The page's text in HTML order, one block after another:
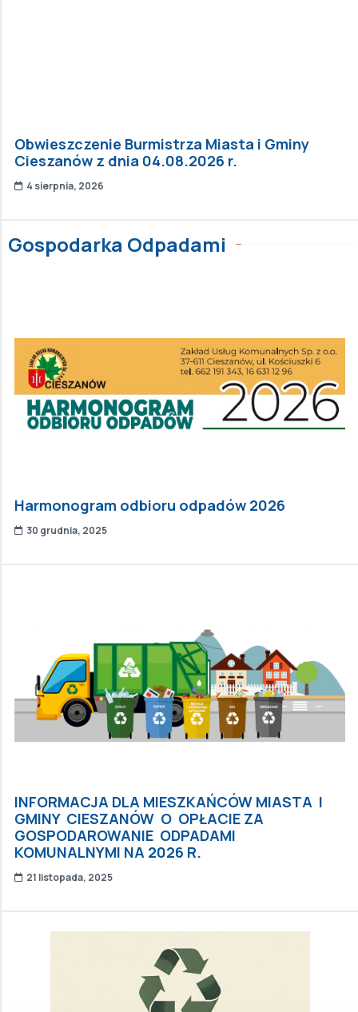
Obwieszczenie Burmistrza Miasta i Gminy
Cieszanów z dnia 04.08.2026 r.
4 sierpnia, 2026
Gospodarka Odpadami
Harmonogram odbioru odpadów 2026
30 grudnia, 2025
INFORMACJA DLA MIESZKAŃCÓW MIASTA I
GMINY CIESZANÓW O OPŁACIE ZA
GOSPODAROWANIE ODPADAMI
KOMUNALNYMI NA 2026 R.
21 listopada, 2025